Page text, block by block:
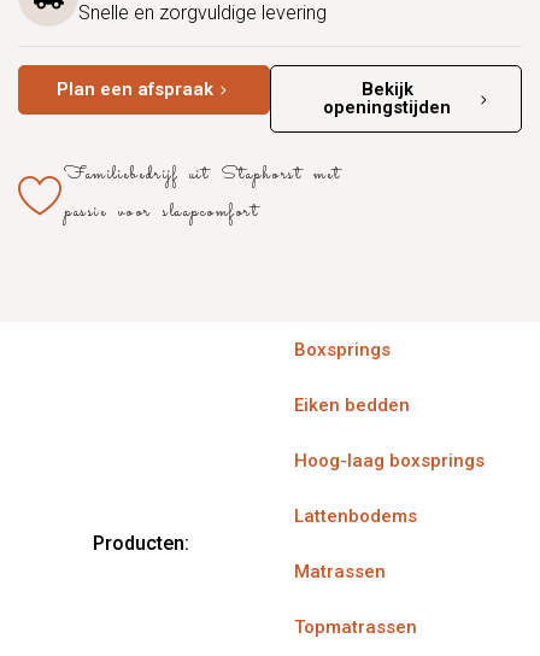
Snelle en zorgvuldige levering
Plan een afspraak
Bekijk
openingstijden
Familiebedrijf uit Staphorst met
passie voor slaapcomfort
Producten:
Boxsprings
Eiken bedden
Hoog-laag boxsprings
Lattenbodems
Matrassen
Topmatrassen